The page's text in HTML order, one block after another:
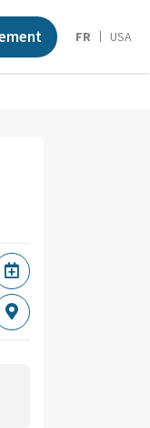
FR USA